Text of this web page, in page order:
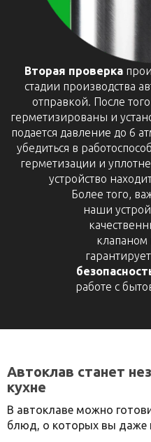
Вторая проверка
стадии производства
отправкой. После
герметизированы и
подается давление до 6
убедиться в
герметизации и
устройство
Более того,
наши
клапаном
гарантирует
работе с
Автоклав станет
кухне
В автоклаве можно
блюд, о которых вы даже